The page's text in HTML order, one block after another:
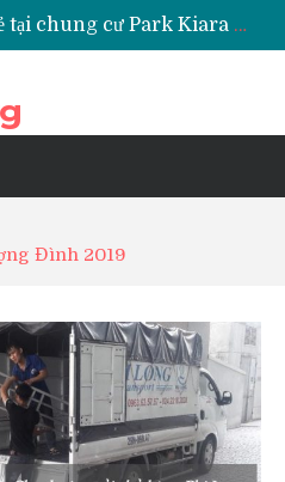
Taxi tải giá rẻ tại chung cư Park Kiara Hà Đông
Taxi tải giá rẻ tại chung cư Grande Park Phú Lãm
Đình 2019